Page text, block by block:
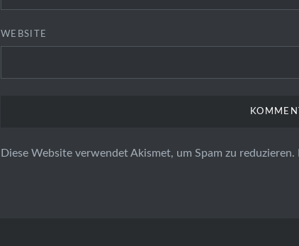
WEBSITE
Diese Website verwendet Akismet, um Spam zu reduzieren.